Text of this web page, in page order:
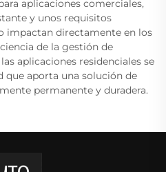
aplicaciones comerciales,
y unos requisitos
impactan directamente en los
de la gestión de
aplicaciones residenciales se
que aporta una solución de
permanente y duradera.